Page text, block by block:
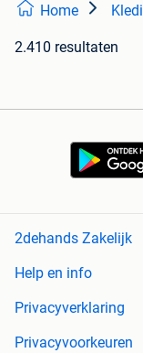
Home
2.410 resultaten
2dehands Zakelijk
Help en info
Privacyverklaring
Privacyvoorkeuren